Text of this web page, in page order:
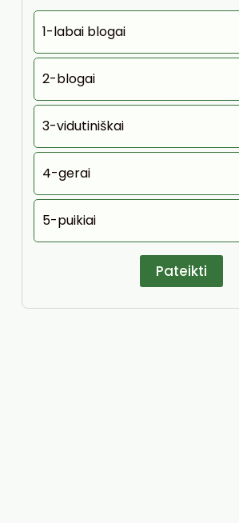
1-labai blogai
2-blogai
3-vidutiniškai
4-gerai
5-puikiai